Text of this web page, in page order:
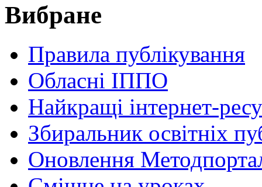
Вибране
Правила публікування
Обласні ІППО
Найкращі інтернет-
Збиральник освітніх
Оновлення